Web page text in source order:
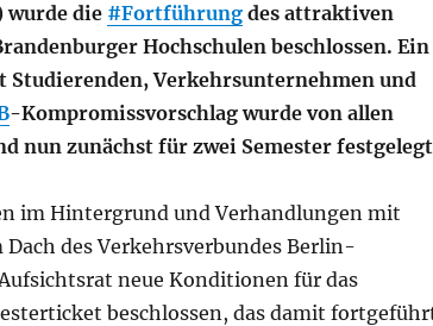
wurde die #Fortführungdes attraktiven
Hochschulen beschlossen. Ein
Verkehrsunternehmen und
-Kompromissvorschlag wurde von allen
nun zunächst für zwei Semester
im Hintergrund und Verhandlungen mit
des Verkehrsverbundes Berlin-
neue Konditionen für das
beschlossen, das damit